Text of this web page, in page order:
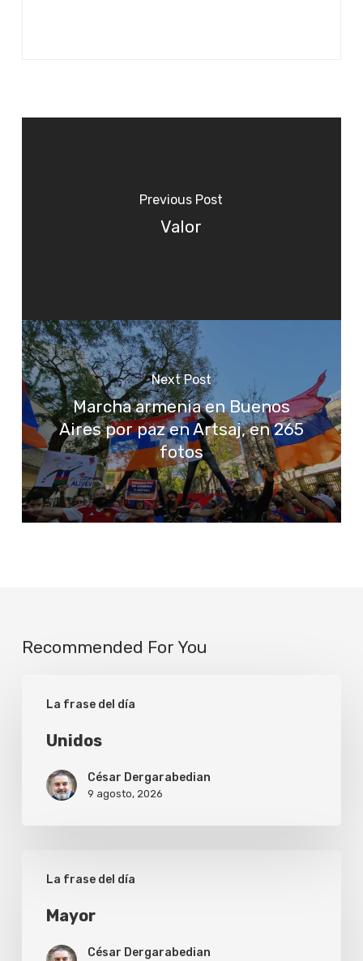
Previous Post
Valor
Next Post
Marcha armenia en Buenos
Aires por paz en Artsaj, en 265
fotos
Recommended For You
La frase del día
Unidos
César Dergarabedian
9 agosto, 2026
La frase del día
Mayor
César Dergarabedian